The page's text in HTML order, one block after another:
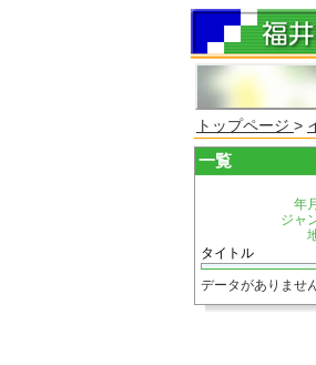
トップページ >
一覧
年
ジャ
タイトル
データがありません